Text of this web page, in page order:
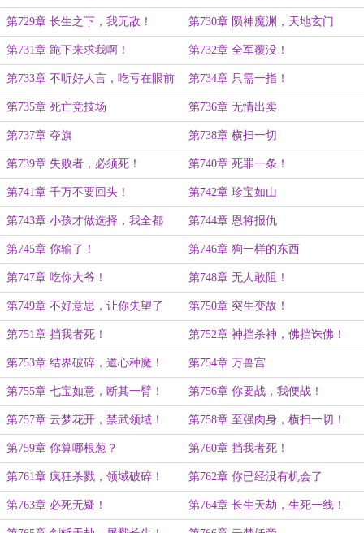
第729章 长生之下，我无敌！ 第730章 陨神魔渊，天地玄门
第731章 跪下来求我啊！ 第732章 全军覆没！
第733章 不听好人言，吃亏在眼前
啊！
第734章 只需一指！
第735章 死亡竞技场 第736章 无情出卖
第737章 夺旗 第738章 横扫一切
第739章 失败者，必须死！ 第740章 死罪一条！
第741章 千万不要回头！ 第742章 珍宝如山
第743章 小孩才做选择，我全都
要！
第744章 恩将报仇
第745章 你输了！ 第746章 狗一样的东西
第747章 吃你大爷！ 第748章 无人敢阻！
第749章 不好意思，让你失望了 第750章 突生变故！
第751章 挡我者死！ 第752章 神挡杀神，佛挡诛佛！
第753章 结界破碎，道心种魔！ 第754章 万兽宫
第755章 七宝如意，断其一臂！ 第756章 你要战，我便战！
第757章 云梦花开，禁武领域！ 第758章 至强肉身，横扫一切！
第759章 你算哪根葱？ 第760章 挡我者死！
第761章 疯狂杀戮，领域破碎！ 第762章 你已经没有机会了
第763章 必死无疑！ 第764章 长生天劫，生死一线！